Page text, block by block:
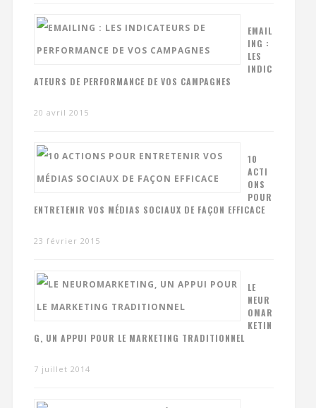
EMAIL
ING :
LES
INDIC
ATEURS DE PERFORMANCE DE VOS CAMPAGNES
20 avril 2015
10
ACTI
ONS
POUR
ENTRETENIR VOS MÉDIAS SOCIAUX DE FAÇON EFFICACE
23 février 2015
LE
NEUR
OMAR
KETIN
G, UN APPUI POUR LE MARKETING TRADITIONNEL
7 juillet 2014